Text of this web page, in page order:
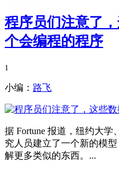
程序员们注意了
个会编程的程序
1
小编： 路飞
据 Fortune 报道，纽约大
究人员建立了一个新的模
解更多类似的东西。...